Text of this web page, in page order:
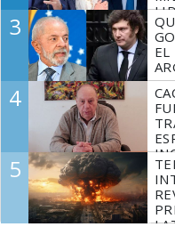
3
4
5